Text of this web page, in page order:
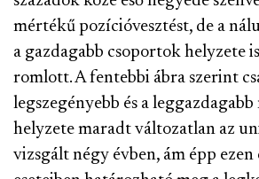
mértékű pozícióvesztést, de a
a gazdagabb csoportok helyzete
romlott. A fentebbi ábra szerint
legszegényebb és a
helyzete maradt változatlan az
vizsgált négy évben, ám épp